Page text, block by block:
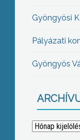
Gyöngyösi
Pályázati
Gyöngyös
Archívum